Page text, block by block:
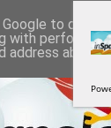
to
with
abuse.